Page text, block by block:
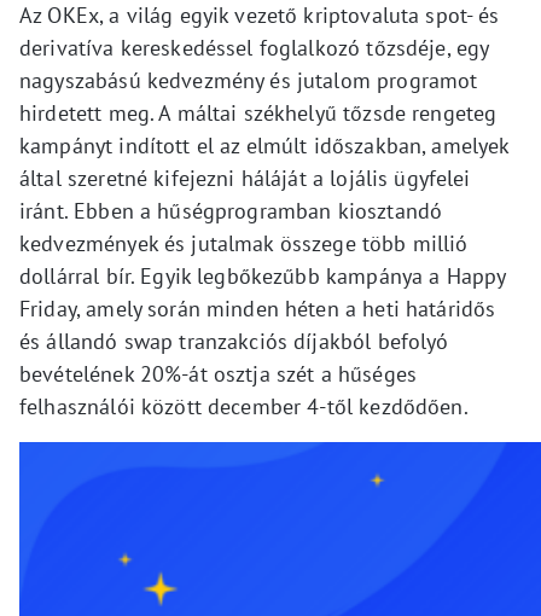
Az OKEx, a világ egyik vezető kriptovaluta spot- és
derivatíva kereskedéssel foglalkozó tőzsdéje, egy
nagyszabású kedvezmény és jutalom programot
hirdetett meg. A máltai székhelyű tőzsde rengeteg
kampányt indított el az elmúlt időszakban, amelyek
által szeretné kifejezni háláját a lojális ügyfelei
iránt. Ebben a hűségprogramban kiosztandó
kedvezmények és jutalmak összege több millió
dollárral bír. Egyik legbőkezűbb kampánya a Happy
Friday, amely során minden héten a heti határidős
és állandó swap tranzakciós díjakból befolyó
bevételének 20%-át osztja szét a hűséges
felhasználói között december 4-től kezdődően.